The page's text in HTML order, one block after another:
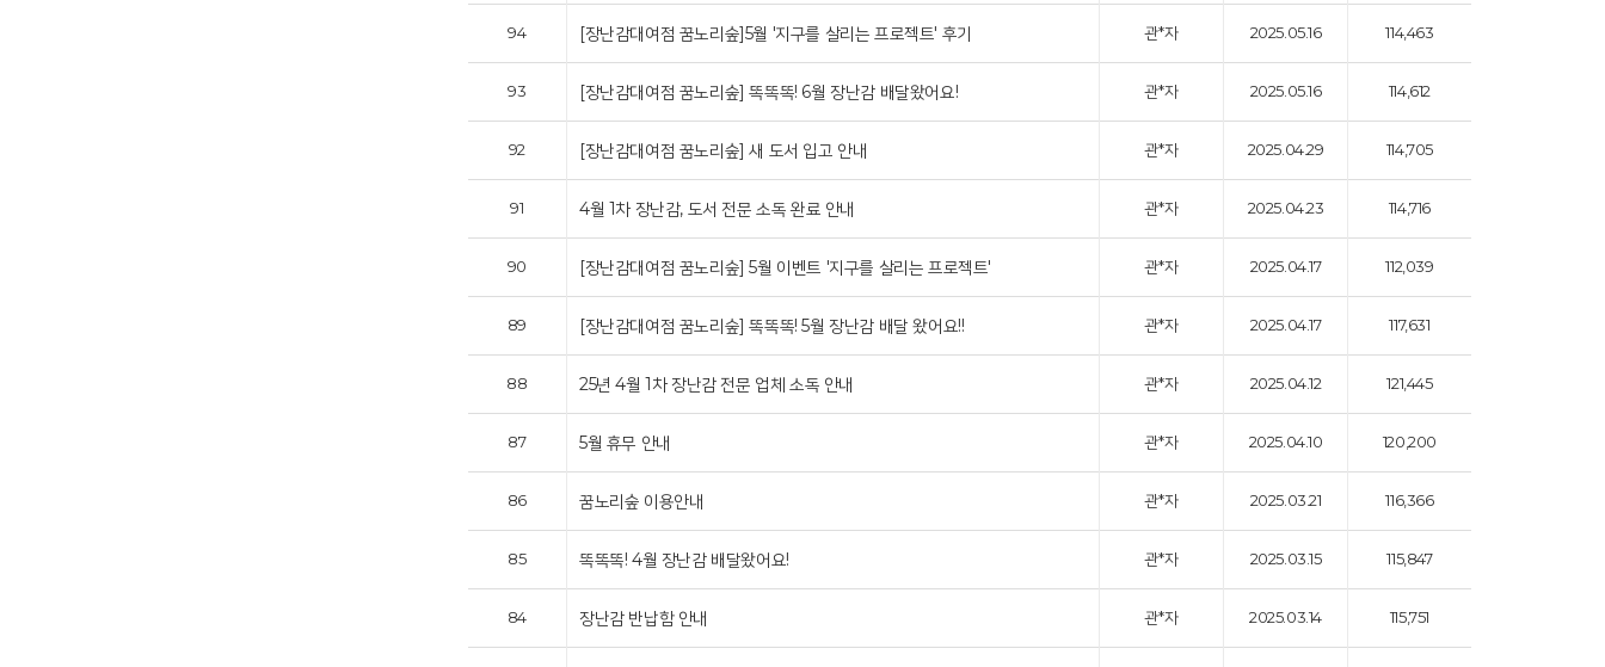
94 [장난감대여점 꿈노리숲]5월 '지구를 살리는 프로젝트' 후기 관*자 2025.05.16 114,463
93 [장난감대여점 꿈노리숲] 똑똑똑! 6월 장난감 배달왔어요! 관*자 2025.05.16 114,612
92 [장난감대여점 꿈노리숲] 새 도서 입고 안내 관*자 2025.04.29 114,705
91 4월 1차 장난감, 도서 전문 소독 완료 안내 관*자 2025.04.23 114,716
90 [장난감대여점 꿈노리숲] 5월 이벤트 '지구를 살리는 프로젝트' 관*자 2025.04.17 112,039
89 [장난감대여점 꿈노리숲] 똑똑똑! 5월 장난감 배달 왔어요!! 관*자 2025.04.17 117,631
88 25년 4월 1차 장난감 전문 업체 소독 안내 관*자 2025.04.12 121,445
87 5월 휴무 안내 관*자 2025.04.10 120,200
86 꿈노리숲 이용안내 관*자 2025.03.21 116,366
85 똑똑똑! 4월 장난감 배달왔어요! 관*자 2025.03.15 115,847
84 장난감 반납함 안내 관*자 2025.03.14 115,751